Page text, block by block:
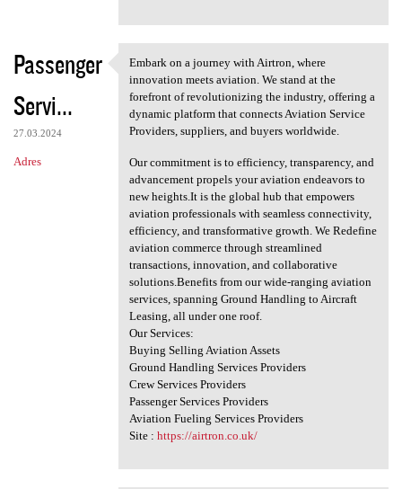
Passenger
Servi...
27.03.2024
Adres
Embark on a journey with
Embark on a journey with Airtron, where
innovation meets aviation. We stand at the
forefront of revolutionizing the industry, offering a
dynamic platform that connects Aviation Service
Providers, suppliers, and buyers worldwide.
Our commitment is to efficiency, transparency, and
advancement propels your aviation endeavors to
new heights.It is the global hub that empowers
aviation professionals with seamless connectivity,
efficiency, and transformative growth. We Redefine
aviation commerce through streamlined
transactions, innovation, and collaborative
solutions.Benefits from our wide-ranging aviation
services, spanning Ground Handling to Aircraft
Leasing, all under one roof.
Our Services:
Buying Selling Aviation Assets
Ground Handling Services Providers
Crew Services Providers
Passenger Services Providers
Aviation Fueling Services Providers
Site : https://airtron.co.uk/